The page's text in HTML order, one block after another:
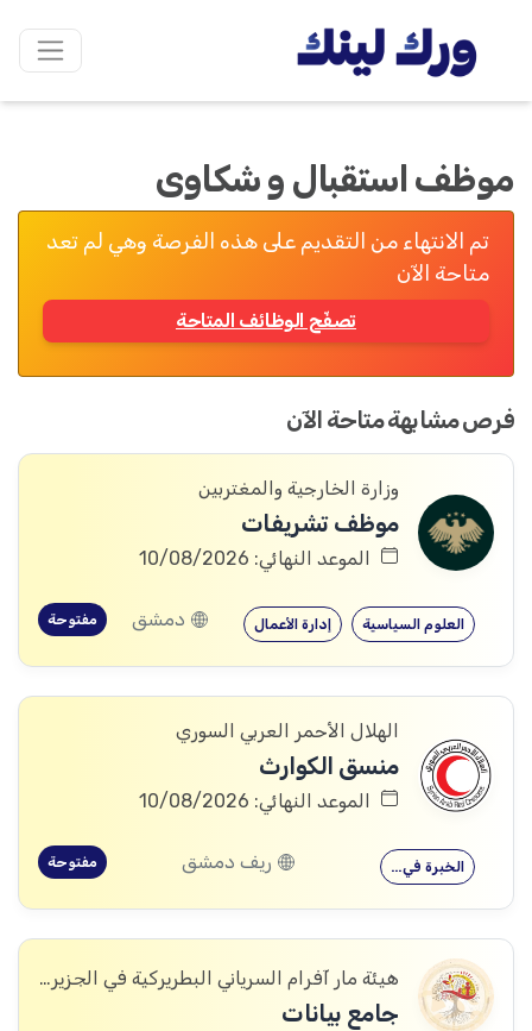
موظف استقبال و شکاوی
تم الانتهاء من التقديم على هذه الفرصة وهي لم تعد
متاحة الآن
تصفّح الوظائف المتاحة
فرص مشابهة متاحة الآن
وزارة الخارجية والمغتربين
موظف تشريفات
الموعد النهائي: 10/08/2026
إدارة الأعمال العلوم السياسية دمشق مفتوحة
الهلال الأحمر العربي السوري
منسق الكوارث
الموعد النهائي: 10/08/2026
الخبرة في… ريف دمشق مفتوحة
هيئة مار آفرام السرياني البطريركية في الجزيرة والفرات
جامع بيانات